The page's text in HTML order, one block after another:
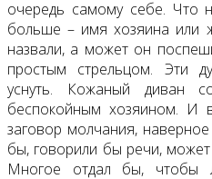
очередь самому себе. Что
больше – имя хозяина или
назвали, а может он
простым стрельцом. Эти
уснуть. Кожаный диван
беспокойным хозяином. И
заговор молчания,
бы, говорили бы речи, может
Многое отдал бы, чтобы